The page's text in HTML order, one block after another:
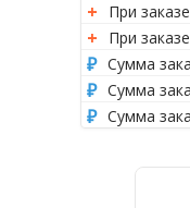
При
При
Сумма
Сумма
Сумма